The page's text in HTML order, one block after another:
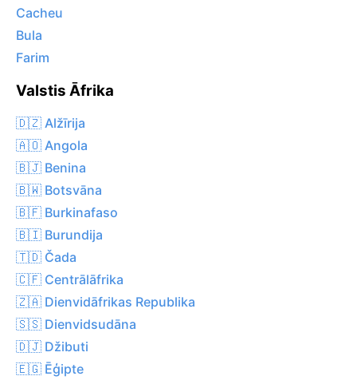
Cacheu
Bula
Farim
Valstis Āfrika
🇩🇿 Alžīrija
🇦🇴 Angola
🇧🇯 Benina
🇧🇼 Botsvāna
🇧🇫 Burkinafaso
🇧🇮 Burundija
🇹🇩 Čada
🇨🇫 Centrālāfrika
🇿🇦 Dienvidāfrikas Republika
🇸🇸 Dienvidsudāna
🇩🇯 Džibuti
🇪🇬 Ēģipte